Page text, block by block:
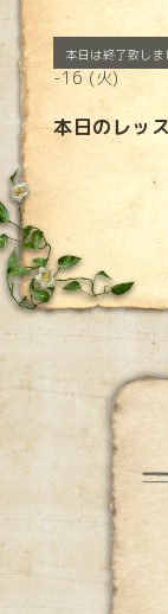
本日は終了致しま
-16 (火)
本日のレッ